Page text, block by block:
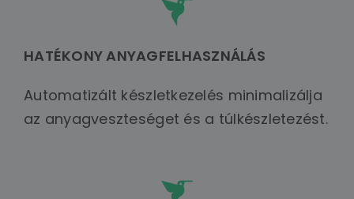
HATÉKONY ANYAGFELHASZNÁLÁS
Automatizált készletkezelés minimalizálja
az anyagveszteséget és a túlkészletezést.